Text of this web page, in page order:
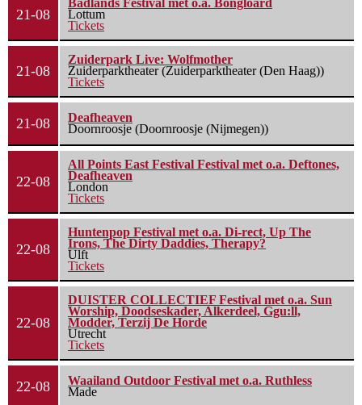
21-08
Badlands Festival met o.a. Bongloard
Lottum
Tickets
21-08
Zuiderpark Live: Wolfmother
Zuiderparktheater (Zuiderparktheater (Den Haag))
Tickets
21-08
Deafheaven
Doornroosje (Doornroosje (Nijmegen))
22-08
All Points East Festival Festival met o.a. Deftones,
Deafheaven
London
Tickets
22-08
Huntenpop Festival met o.a. Di-rect, Up The
Irons, The Dirty Daddies, Therapy?
Ulft
Tickets
22-08
DUISTER COLLECTIEF Festival met o.a. Sun
Worship, Doodseskader, Alkerdeel, Ggu:ll,
Modder, Terzij De Horde
Utrecht
Tickets
22-08
Waailand Outdoor Festival met o.a. Ruthless
Made